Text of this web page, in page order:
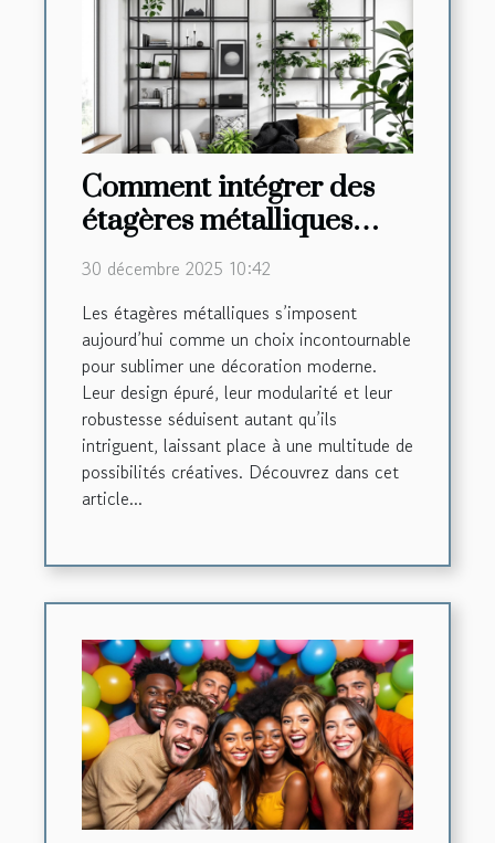
Comment intégrer des
étagères métalliques
dans une décoration
moderne ?
30 décembre 2025 10:42
Les étagères métalliques s’imposent
aujourd’hui comme un choix incontournable
pour sublimer une décoration moderne.
Leur design épuré, leur modularité et leur
robustesse séduisent autant qu’ils
intriguent, laissant place à une multitude de
possibilités créatives. Découvrez dans cet
article...